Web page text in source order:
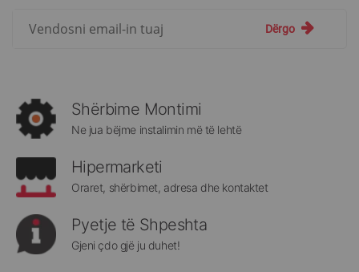
rreth
Megatek:
Dërgo
Shërbime Montimi
Ne jua bëjme instalimin më të lehtë
Hipermarketi
Oraret, shërbimet, adresa dhe kontaktet
Pyetje të Shpeshta
Gjeni çdo gjë ju duhet!